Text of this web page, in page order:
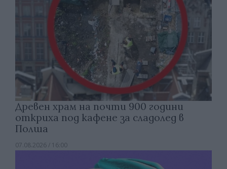
Древен храм на почти 900 години
откриха под кафене за сладолед в
Полша
07.08.2026 / 16:00